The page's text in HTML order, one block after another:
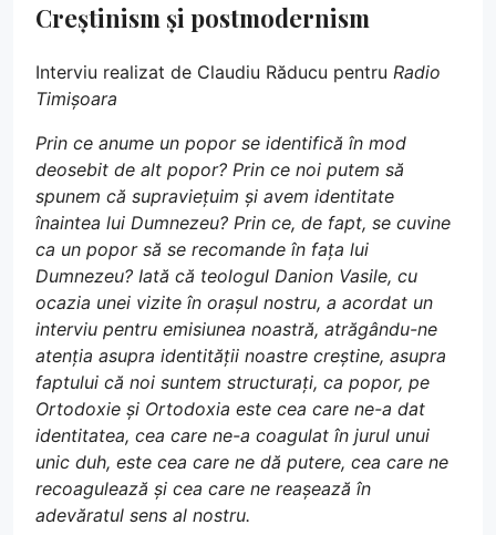
Creștinism și postmodernism
Interviu realizat de Claudiu Răducu pentru Radio
Timișoara
Prin ce anume un popor se identifică în mod
deosebit de alt popor? Prin ce noi putem să
spunem că supraviețuim și avem identitate
înaintea lui Dumnezeu? Prin ce, de fapt, se cuvine
ca un popor să se recomande în fața lui
Dumnezeu? Iată că teologul Danion Vasile, cu
ocazia unei vizite în orașul nostru, a acordat un
interviu pentru emisiunea noastră, atrăgându-ne
atenția asupra identității noastre creștine, asupra
faptului că noi suntem structurați, ca popor, pe
Ortodoxie și Ortodoxia este cea care ne-a dat
identitatea, cea care ne-a coagulat în jurul unui
unic duh, este cea care ne dă putere, cea care ne
recoagulează și cea care ne reașează în
adevăratul sens al nostru.